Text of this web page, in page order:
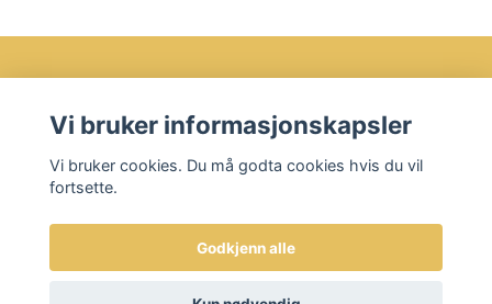
Øvre Bakklandet 35 7016 Trondheim
Les mer
© 2026 Sykkelbua AS
Vi bruker informasjonskapsler
Vi bruker cookies. Du må godta cookies hvis du vil
fortsette.
Godkjenn alle